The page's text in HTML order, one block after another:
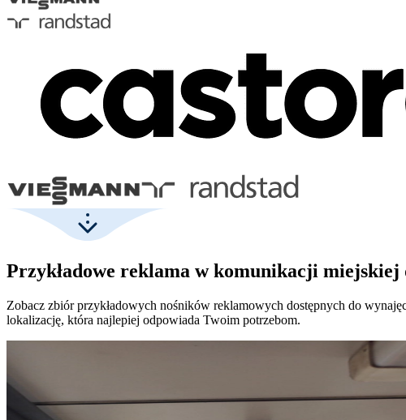
Przykładowe reklama w komunikacji miejskiej
Zobacz zbiór przykładowych nośników reklamowych dostępnych do
lokalizację, która najlepiej odpowiada Twoim potrzebom.